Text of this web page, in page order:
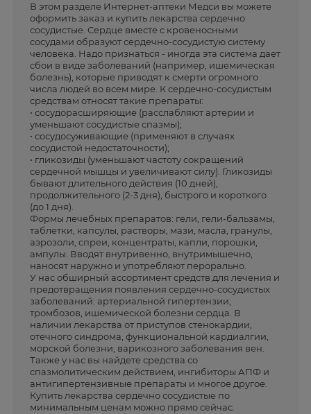
В этом разделе Интернет-аптеки Медси вы можете
оформить заказ и купить лекарства сердечно
сосудистые. Сердце вместе с кровеносными
сосудами образуют сердечно-сосудистую систему
человека. Надо признаться - иногда эта система дает
сбои в виде заболеваний (например, ишемическая
болезнь), которые приводят к смерти огромного
числа людей во всем мире. К сердечно-сосудистым
средствам относят такие препараты:
• сосудорасширяющие (расслабляют артерии и
уменьшают сосудистые спазмы);
• сосудосуживающие (применяют в случаях
сосудистой недостаточности);
• гликозиды (уменьшают частоту сокращений
сердечной мышцы и увеличивают силу). Гликозиды
бывают длительного действия (10 дней),
продолжительного (2-3 дня), быстрого и короткого
(до 1 дня).
Формы лечебных препаратов: гели, гели-бальзамы,
таблетки, капсулы, растворы, мази, масла, гранулы,
аэрозоли, спреи, концентраты, капли, порошки,
ампулы. Вводят внутривенно, внутримышечно,
наносят наружно и употребляют перорально.
У нас обширный ассортимент средств для лечения и
предотвращения появления сердечно-сосудистых
заболеваний: артериальной гипертензии,
тромбозов, ишемической болезни сердца. В
наличии лекарства от приступов стенокардии,
отечного синдрома, функциональной кардиалгии,
морской болезни, варикозного заболевания вен.
Также у нас вы найдете средства со
спазмолитическим действием, ингибиторы АПФ и
антигипертензивные препараты и многое другое.
Купить лекарства сердечно сосудистые по
минимальным ценам можно прямо сейчас.